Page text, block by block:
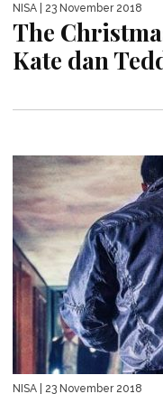
NISA | 23 November 2018
The
Kate dan
NISA | 23 November 2018